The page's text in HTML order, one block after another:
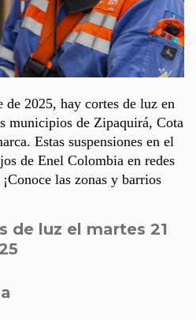
de 2025, hay cortes de luz en
municipios de Zipaquirá, Cota
Estas suspensiones en el
de Enel Colombia en redes
las zonas y barrios
de luz el martes 21